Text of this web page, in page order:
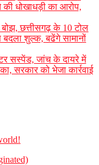
धोखाधड़ी का आरोप,
छत्तीसगढ़ के 10 टोल
बदला शुल्क, बढेंगे सामानों
सस्पेंड, जांच के दायरे में
सरकार को भेजा कार्रवाई